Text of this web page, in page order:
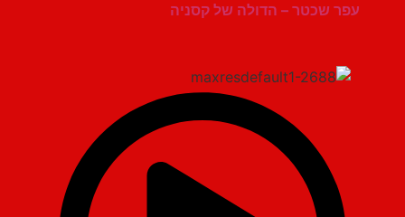
עפר שכטר – הדולה של קסניה